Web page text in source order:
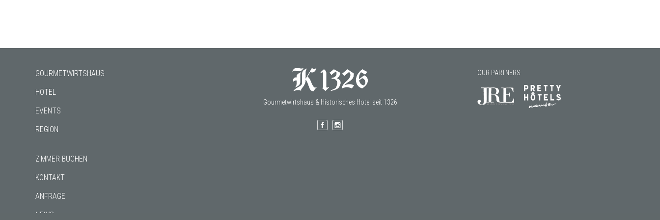
GOURMETWIRTSHAUS
HOTEL
EVENTS
REGION
ZIMMER BUCHEN
KONTAKT
ANFRAGE
NEWS
Gourmetwirtshaus & Historisches Hotel seit 1326
OUR PARTNERS